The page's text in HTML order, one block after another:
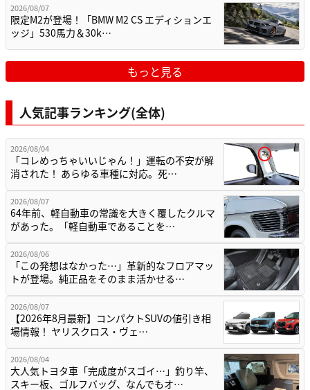
2026/08/07
限定M2が登場！「BMW M2 CS エディションエ
ッジ」530馬力＆30k…
もっと見る
人気記事ランキング(全体)
2026/08/04
「コレめっちゃいいじゃん！」運転の不安が解
消された！ あらゆる車種に対応。死…
2026/08/07
64年前、軽自動車の常識を大きく覆したクルマ
があった。「軽自動車であることを…
2026/08/06
「この発想はなかった…」革新的なフロアマッ
トが登場。純正品をそのまま活かせる…
2026/08/07
【2026年8月最新】コンパクトSUVの値引き相
場情報！ ヤリスクロス・ヴェ…
2026/08/04
大人気トヨタ車「完成度がスゴイ…」釣り竿、
スキー板、ゴルフバッグ、なんでもオ…